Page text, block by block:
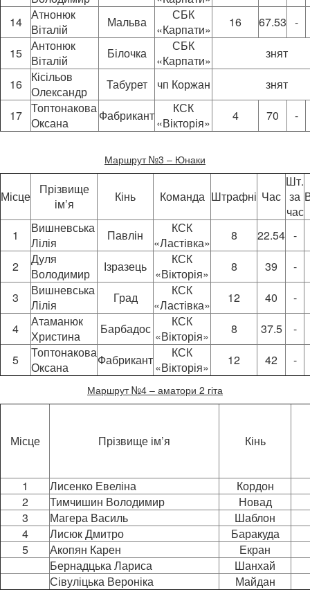
14 Атнонюк
Віталій
Мальва
СБК
«Карпати»
16 67.53 -
15 Антонюк
Віталій
Білочка
СБК
«Карпати»
знят
16
Кісільов
Олександр
Табурет чп Коржан
знят
17 Топтонакова
Оксана
Фабрикант
КСК
«Вікторія»
4 70 -
Маршрут №3 – Юнаки
Місце
Прізвище
ім’я
Кінь Команда Штрафні Час
Шт.
за
час
1
Вишневська
Лілія
Павлін
КСК
«Ластівка»
8 22.54 -
2
Дуля
Володимир
Ізразець
КСК
«Вікторія»
8 39
-
3
Вишневська
Лілія
Град
КСК
«Ластівка»
12 40
-
4
Атаманюк
Христина
Барбадос
КСК
«Вікторія»
8 37.5
-
5
Топтонакова
Оксана
Фабрикант
КСК
«Вікторія»
12 42 -
Маршрут №4 – аматори 2 гіта
Місце Прізвище ім’я Кінь
1 Лисенко Евеліна
Кордон
2
Тимчишин Володимир
Новад
3
Магера Василь
Шаблон
4
Лисюк Дмитро
Баракуда
5
Акопян Карен
Екран
Бернадцька Лариса
Шанхай
Сівуліцька Вероніка
Майдан